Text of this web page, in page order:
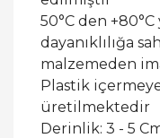
50°C den
dayanıklılığa
malzemeden
Plastik
üretilmektedir
Derinlik: 3 - 5